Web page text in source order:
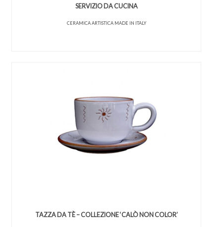
SERVIZIO DA CUCINA
CERAMICA ARTISTICA MADE IN ITALY
TAZZA DA TÈ – COLLEZIONE ‘CALÒ NON COLOR’